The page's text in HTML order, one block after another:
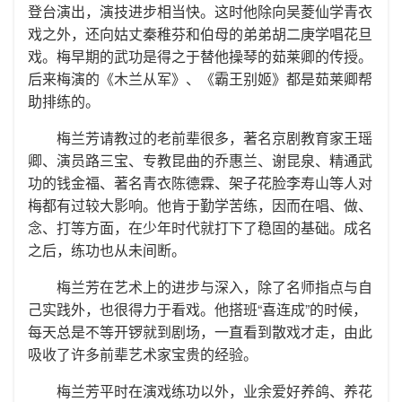
登台演出，演技进步相当快。这时他除向吴菱仙学青衣
戏之外，还向姑丈秦稚芬和伯母的弟弟胡二庚学唱花旦
戏。梅早期的武功是得之于替他操琴的茹莱卿的传授。
后来梅演的《木兰从军》、《霸王别姬》都是茹莱卿帮
助排练的。
梅兰芳请教过的老前辈很多，著名京剧教育家王瑶
卿、演员路三宝、专教昆曲的乔惠兰、谢昆泉、精通武
功的钱金福、著名青衣陈德霖、架子花脸李寿山等人对
梅都有过较大影响。他肯于勤学苦练，因而在唱、做、
念、打等方面，在少年时代就打下了稳固的基础。成名
之后，练功也从未间断。
梅兰芳在艺术上的进步与深入，除了名师指点与自
己实践外，也很得力于看戏。他搭班“喜连成”的时候，
每天总是不等开锣就到剧场，一直看到散戏才走，由此
吸收了许多前辈艺术家宝贵的经验。
梅兰芳平时在演戏练功以外，业余爱好养鸽、养花